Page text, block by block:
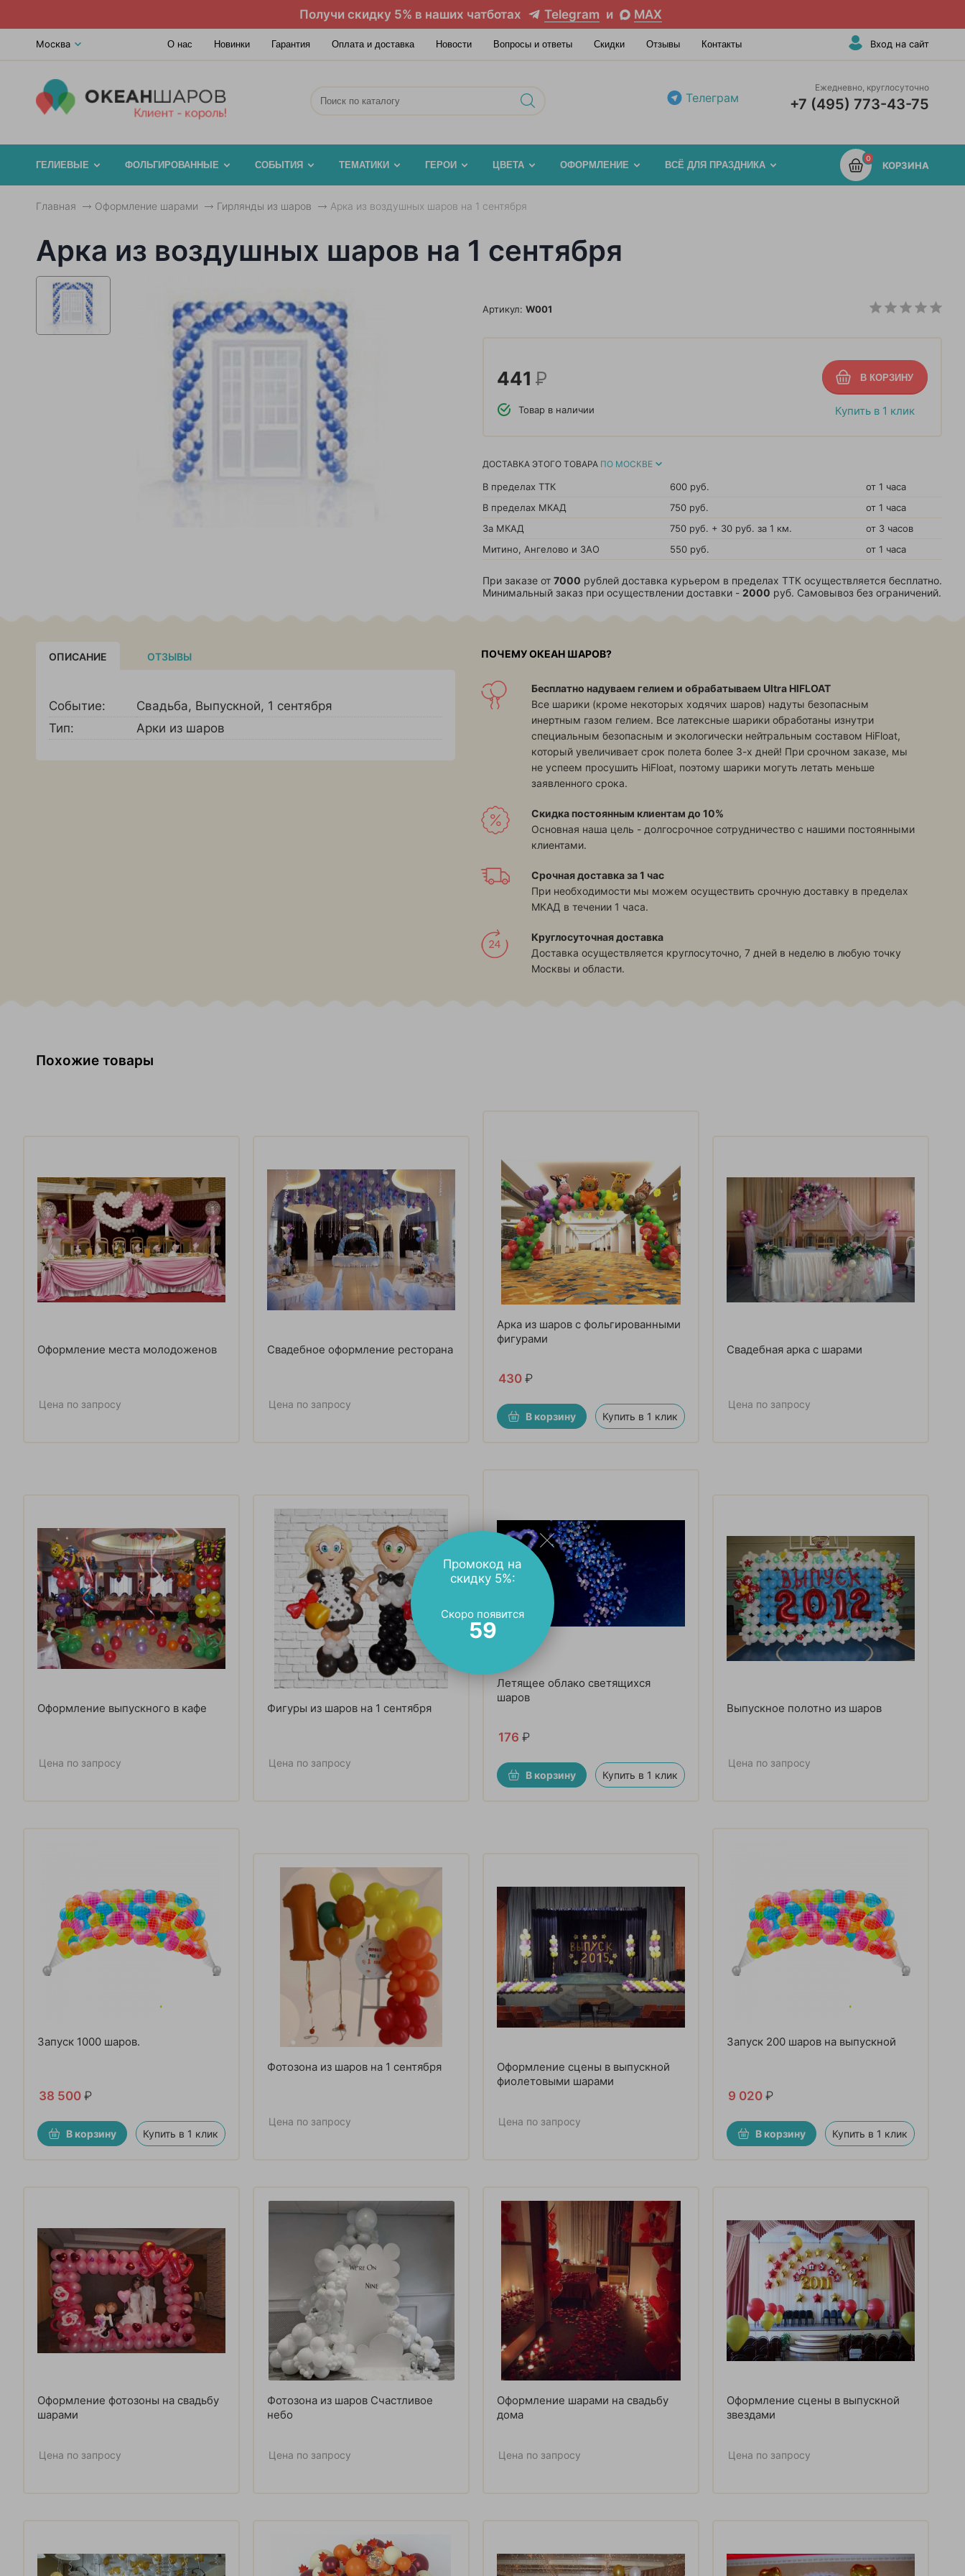
Получи скидку 5% в наших чатботах Telegram и MAX
Москва О нас Новинки Гарантия Оплата и доставка Новости Вопросы и ответы Скидки Отзывы Контакты Вход на сайт
Телеграм
Ежедневно, круглосуточно
+7 (495) 773-43-75
0
КОРЗИНА
ГЕЛИЕВЫЕ ФОЛЬГИРОВАННЫЕ СОБЫТИЯ ТЕМАТИКИ ГЕРОИ ЦВЕТА ОФОРМЛЕНИЕ ВСЁ ДЛЯ ПРАЗДНИКА
Главная Оформление шарами Гирлянды из шаров Арка из воздушных шаров на 1 сентября
Арка из воздушных шаров на 1 сентября
Артикул: W001
Купить в 1 клик
441 Р
Товар в наличии
ДОСТАВКА ЭТОГО ТОВАРА ПО МОСКВЕ
В пределах ТТК 600 руб.
от 1 часа
В пределах МКАД
750 руб.
от 1 часа
За МКАД
750 руб. + 30 руб. за 1 км.
от 3 часов
Митино, Ангелово и ЗАО
550 руб. от 1 часа
При заказе от 7000 рублей доставка курьером в пределах ТТК осуществляется бесплатно.
Минимальный заказ при осуществлении доставки - 2000 руб. Самовывоз без ограничений.
ОПИСАНИЕ ОТЗЫВЫ
Событие: Свадьба, Выпускной, 1 сентября
Тип:
Арки из шаров
ПОЧЕМУ ОКЕАН ШАРОВ?
Бесплатно надуваем гелием и обрабатываем Ultra HIFLOAT
Все шарики (кроме некоторых ходячих шаров) надуты безопасным
инертным газом гелием. Все латексные шарики обработаны изнутри
специальным безопасным и экологически нейтральным составом HiFloat,
который увеличивает срок полета более 3-х дней! При срочном заказе, мы
не успеем просушить HiFloat, поэтому шарики могуть летать меньше
заявленного срока.
Скидка постоянным клиентам до 10%
Основная наша цель - долгосрочное сотрудничество с нашими постоянными
клиентами.
Срочная доставка за 1 час
При необходимости мы можем осуществить срочную доставку в пределах
МКАД в течении 1 часа.
Круглосуточная доставка
Доставка осуществляется круглосуточно, 7 дней в неделю в любую точку
Москвы и области.
Похожие товары
Оформление места молодоженов
Цена по запросу
Свадебное оформление ресторана
Цена по запросу
Арка из шаров с фольгированными
фигурами
430 ₽
В корзину Купить в 1 клик
Свадебная арка с шарами
Цена по запросу
Оформление выпускного в кафе
Цена по запросу
Фигуры из шаров на 1 сентября
Цена по запросу
Летящее облако светящихся
шаров
176 ₽
В корзину Купить в 1 клик
Выпускное полотно из шаров
Цена по запросу
Запуск 1000 шаров.
38 500 ₽
В корзину Купить в 1 клик
Фотозона из шаров на 1 сентября
Цена по запросу
Оформление сцены в выпускной
фиолетовыми шарами
Цена по запросу
Запуск 200 шаров на выпускной
9 020 ₽
В корзину Купить в 1 клик
Оформление фотозоны на свадьбу
шарами
Цена по запросу
Фотозона из шаров Счастливое
небо
Цена по запросу
Оформление шарами на свадьбу
дома
Цена по запросу
Оформление сцены в выпускной
звездами
Цена по запросу
Промокод на
скидку 5%:
Скоро появится
57